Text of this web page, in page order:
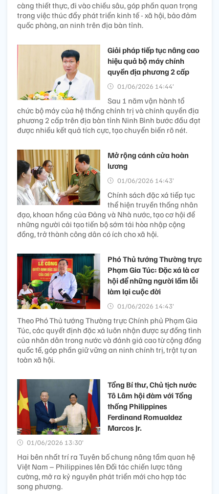
càng thiết thực, đi vào chiều sâu, góp phần quan trọng
trong việc thúc đẩy phát triển kinh tế - xã hội, bảo đảm
quốc phòng, an ninh trên địa bàn tỉnh.
Giải pháp tiếp tục nâng cao
hiệu quả bộ máy chính
quyền địa phương 2 cấp
01/06/2026 14:44’
Sau 1 năm vận hành tổ
chức bộ máy của hệ thống chính trị và chính quyền địa
phương 2 cấp trên địa bàn tỉnh Ninh Bình bước đầu đạt
được nhiều kết quả tích cực, tạo chuyển biến rõ nét.
Mở rộng cánh cửa hoàn
lương
01/06/2026 14:43’
Chính sách đặc xá tiếp tục
thể hiện truyền thống nhân
đạo, khoan hồng của Đảng và Nhà nước, tạo cơ hội để
những người cải tạo tiến bộ sớm tái hòa nhập cộng
đồng, trở thành công dân có ích cho xã hội.
Phó Thủ tướng Thường trực
Phạm Gia Túc: Đặc xá là cơ
hội để những người lầm lỗi
làm lại cuộc đời
01/06/2026 14:43’
Theo Phó Thủ tướng Thường trực Chính phủ Phạm Gia
Túc, các quyết định đặc xá luôn nhận được sự đồng tình
của nhân dân trong nước và đánh giá cao từ cộng đồng
quốc tế, góp phần giữ vững an ninh chính trị, trật tự an
toàn xã hội.
Tổng Bí thư, Chủ tịch nước
Tô Lâm hội đàm với Tổng
thống Philippines
Ferdinand Romualdez
Marcos Jr.
01/06/2026 13:30’
Hai bên nhất trí ra Tuyên bố chung nâng tầm quan hệ
Việt Nam – Philippines lên Đối tác chiến lược tăng
cường, mở ra kỷ nguyên phát triển mới cho hợp tác
song phương.